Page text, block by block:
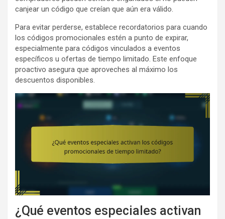
canjear un código que creían que aún era válido.
Para evitar perderse, establece recordatorios para cuando
los códigos promocionales estén a punto de expirar,
especialmente para códigos vinculados a eventos
específicos u ofertas de tiempo limitado. Este enfoque
proactivo asegura que aproveches al máximo los
descuentos disponibles.
¿Qué eventos especiales activan